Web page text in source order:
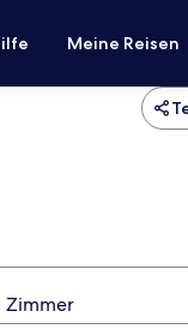
Meine Reisen